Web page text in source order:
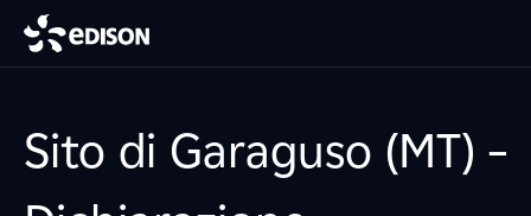
Sito di Garaguso (MT) –